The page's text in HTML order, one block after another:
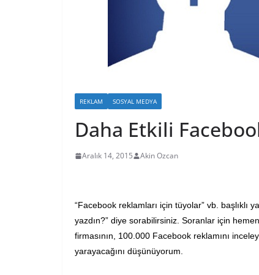
REKLAM SOSYAL MEDYA
Daha Etkili
Aralık 14, 2015 Akin Ozcan
“Facebook reklamları için tüyolar” vb. başlıklı
yazdın?” diye sorabilirsiniz. Soranlar için
firmasının, 100.000 Facebook reklamını
yarayacağını düşünüyorum.